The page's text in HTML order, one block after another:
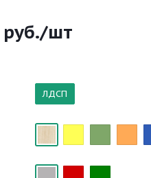
/шт
ЛДСП